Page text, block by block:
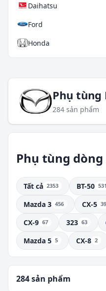
Daihatsu
Ford
Honda
Isuzu
Kia
Daewoo
Mazda
Mercedes-Benz
Mitsubishi
Peugeot
SsangYong
Phụ tùng
284 sản phẩm
Phụ tùng dòng
Tất cả 2353 BT-50 531
Mazda 3 456 CX-5
CX-9 67 323 63
Mazda 5 5 CX-8 2
284 sản phẩm